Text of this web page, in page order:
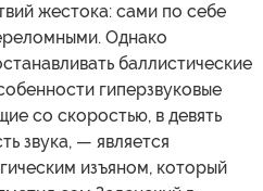
жестока: сами по себе
Однако
баллистические
гиперзвуковые
со скоростью, в девять
звука, — является
изъяном, который